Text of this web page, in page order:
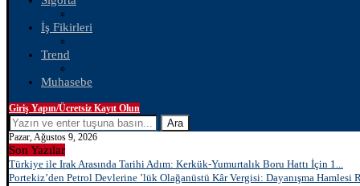
İş Fikirleri
Trend
Muhasebe
Giriş Yapın/Ücretsiz Kayıt Olun
Ara
Pazar, Ağustos 9, 2026
Son Yazılar
Türkiye ile Irak Arasında Tarihi Adım: Kerkük-Yumurtalık Boru Hattı İçin 1...
Portekiz’den Petrol Devlerine ’lük Olağanüstü Kâr Vergisi: Dayanışma Hamlesi